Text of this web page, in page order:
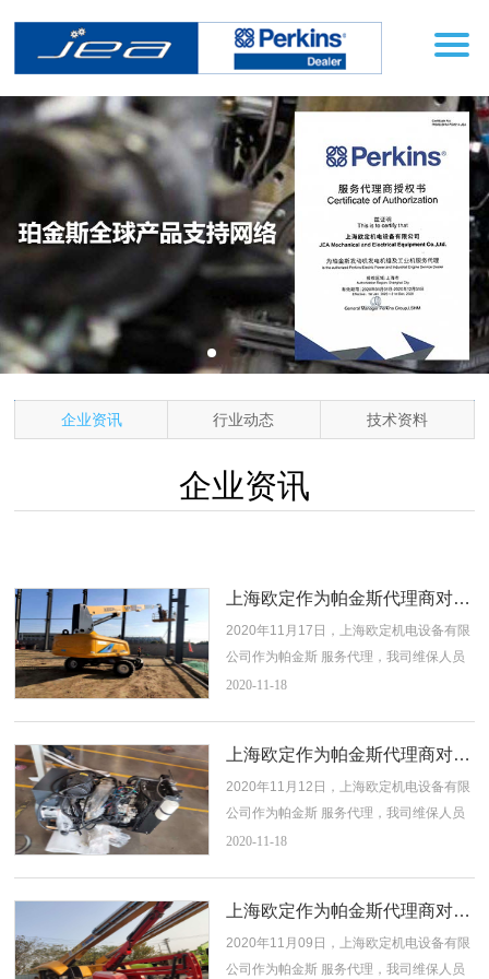
资讯分类
企业资讯 行业动态 技术资料
企业资讯
上海欧定作为帕金斯代理商对徐工消防登高机进行维保
2020年11月17日，上海欧定机电设备有限
公司作为帕金斯 服务代理，我司维保人员
赶往王汉庄(泰州市泰兴市)，现场对徐工消
维修！以专业的技术，解决机械所产生的
问题，得到客户的肯定及青睐！
2020-11-18
上海欧定作为帕金斯代理商对首帆动力科技江苏有限公司发动机进行维保
2020年11月12日，上海欧定机电设备有限
公司作为帕金斯 服务代理，我司维保人员
赶往海门市海门港新区发展大道1199号，
动机（403D-11），进行现场维修！以专业
的技术，解决机械所产生的问题，得到客
户的肯定...
2020-11-18
上海欧定作为帕金斯代理商对大黄蜂租赁整机进行维保
2020年11月09日，上海欧定机电设备有限
公司作为帕金斯 服务代理，我司维保人员